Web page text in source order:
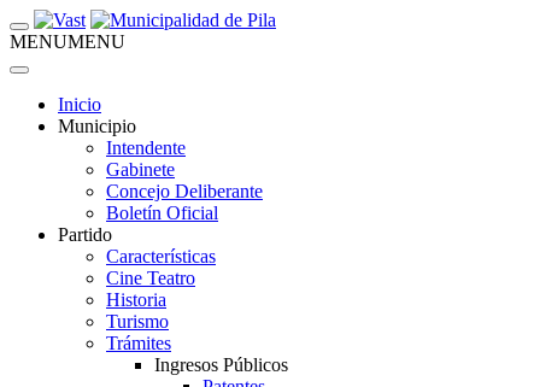
MENUMENU
Inicio
Municipio
Intendente
Gabinete
Concejo Deliberante
Boletín Oficial
Partido
Características
Cine Teatro
Historia
Turismo
Trámites
Ingresos Públicos